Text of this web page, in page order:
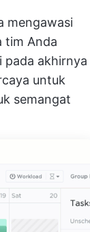
mengawasi
tim Anda
pada akhirnya
untuk
semangat